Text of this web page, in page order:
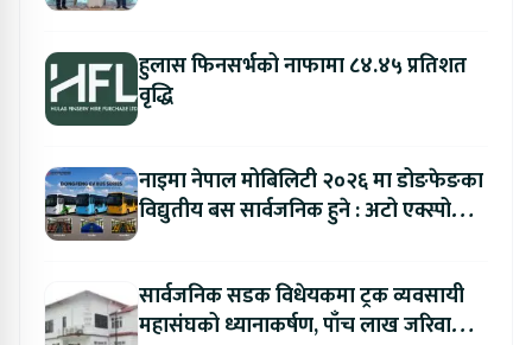
हुलास फिनसर्भको नाफामा ८४.४५ प्रतिशत
वृद्धि
नाइमा नेपाल मोबिलिटी २०२६ मा डोङफेङका
विद्युतीय बस सार्वजनिक हुने : अटो एक्स्पोमा
सार्वजनिक सडक विधेयकमा ट्रक व्यवसायी
महासंघको ध्यानाकर्षण, पाँच लाख जरिवाना